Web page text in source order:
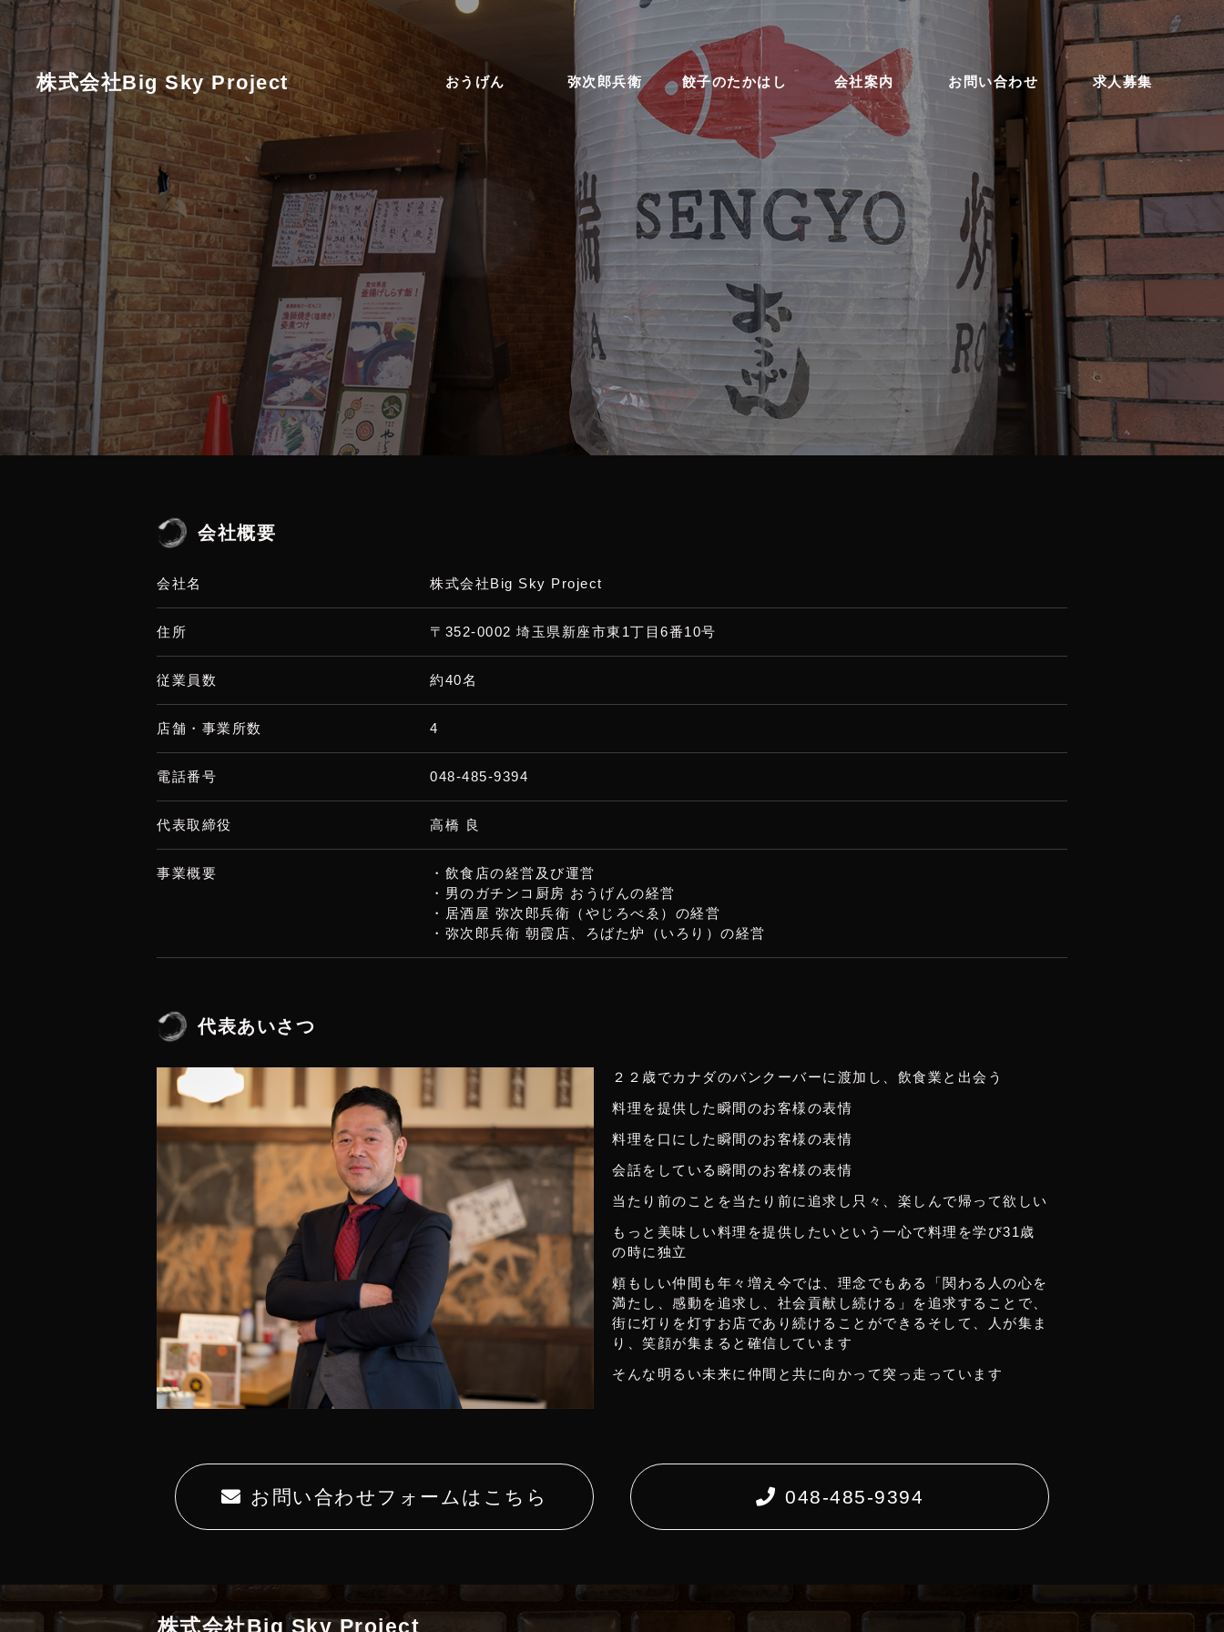
株式会社Big Sky Project おうげん 弥次郎兵衛 餃子のたかはし 会社案内 お問い合わせ 求人募集
会社概要
会社名 株式会社Big Sky Project
住所 〒352-0002 埼玉県新座市東1丁目6番10号
従業員数 約40名
店舗・事業所数 4
電話番号 048-485-9394
代表取締役 高橋 良
事業概要
・飲食店の経営及び運営
・男のガチンコ厨房 おうげんの経営
・居酒屋 弥次郎兵衛（やじろべゑ）の経営
・弥次郎兵衛 朝霞店、ろばた炉（いろり）の経営
代表あいさつ
２２歳でカナダのバンクーバーに渡加し、飲食業と出会う
料理を提供した瞬間のお客様の表情
料理を口にした瞬間のお客様の表情
会話をしている瞬間のお客様の表情
当たり前のことを当たり前に追求し只々、楽しんで帰って欲しい
もっと美味しい料理を提供したいという一心で料理を学び31歳
の時に独立
頼もしい仲間も年々増え今では、理念でもある「関わる人の心を
満たし、感動を追求し、社会貢献し続ける」を追求することで、
街に灯りを灯すお店であり続けることができるそして、人が集ま
り、笑顔が集まると確信しています
そんな明るい未来に仲間と共に向かって突っ走っています
お問い合わせフォームはこちら 048-485-9394
株式会社Big Sky Project